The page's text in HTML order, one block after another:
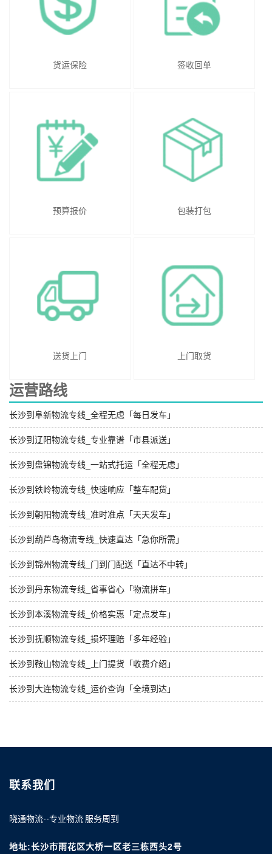
货运保险 签收回单
预算报价 包装打包
送货上门 上门取货
运营路线
长沙到阜新物流专线_全程无虑「每日发车」
长沙到辽阳物流专线_专业靠谱「市县派送」
长沙到盘锦物流专线_一站式托运「全程无虑」
长沙到铁岭物流专线_快速响应「整车配货」
长沙到朝阳物流专线_准时准点「天天发车」
长沙到葫芦岛物流专线_快速直达「急你所需」
长沙到锦州物流专线_门到门配送「直达不中转」
长沙到丹东物流专线_省事省心「物流拼车」
长沙到本溪物流专线_价格实惠「定点发车」
长沙到抚顺物流专线_损坏理赔「多年经验」
长沙到鞍山物流专线_上门提货「收费介绍」
长沙到大连物流专线_运价查询「全境到达」
联系我们
晓通物流--专业物流 服务周到
地址:长沙市雨花区大桥一区老三栋西头2号